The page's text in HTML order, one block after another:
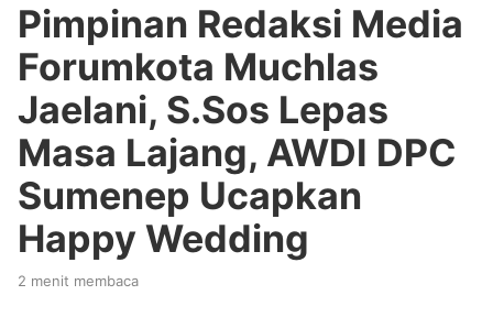
Pimpinan Redaksi Media
Forumkota Muchlas
Jaelani, S.Sos Lepas
Masa Lajang, AWDI DPC
Sumenep Ucapkan
Happy Wedding
2 menit membaca